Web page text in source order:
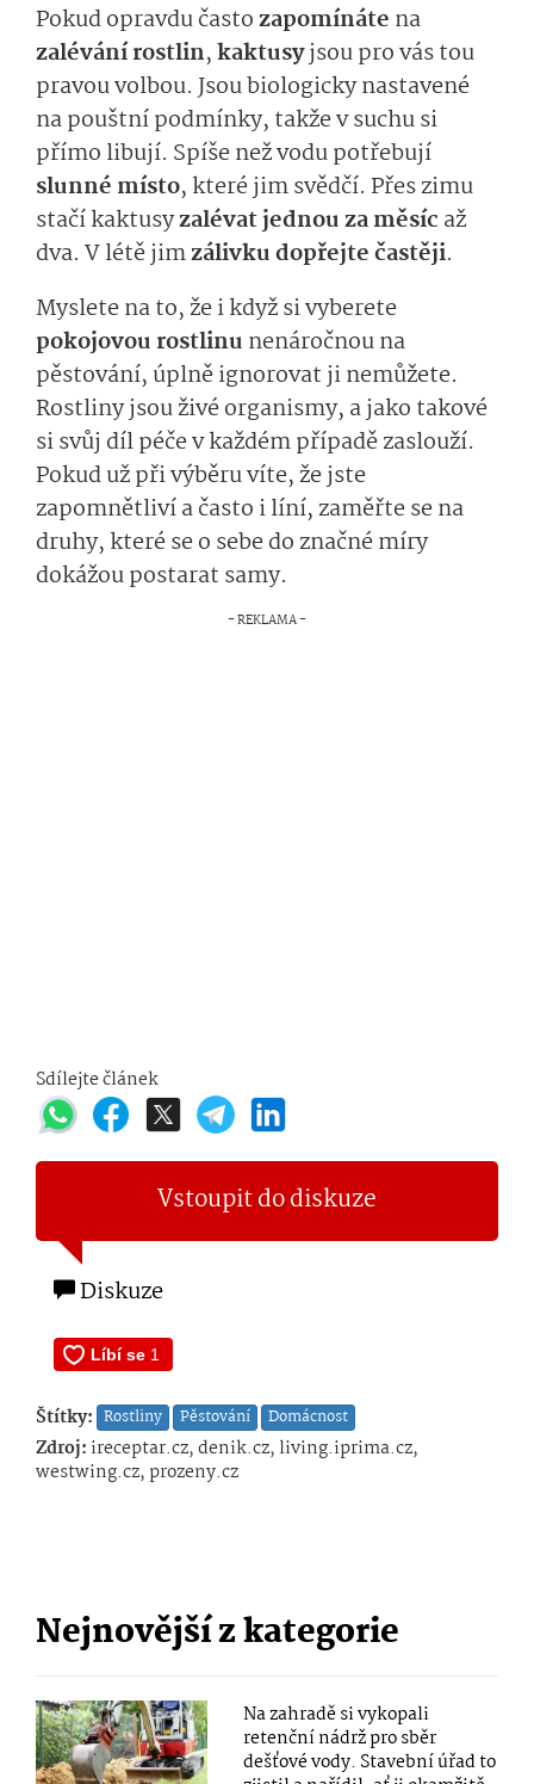
Pokud opravdu častozapomínáte na
zalévání rostlin,kaktusyjsou pro vás tou
pravou volbou. Jsou biologicky nastavené
na pouštní podmínky, takže v suchu si
přímo libují. Spíše než vodu potřebují
slunné místo, které jim svědčí. Přes zimu
stačí kaktusyzalévat jednou za měsíc až
dva. V létě jimzálivku dopřejte častěji.
Myslete na to, že i když si vyberete
pokojovou rostlinu nenáročnou na
pěstování, úplně ignorovat ji nemůžete.
Rostliny jsou živé organismy, a jako takové
si svůj díl péče v každém případě zaslouží.
Pokud už při výběru víte, že jste
zapomnětliví a často i líní, zaměřte se na
druhy, které se o sebe do značné míry
dokážou postarat samy.
Sdílejte článek
Vstoupit do diskuze
Diskuze
Štítky: Rostliny Pěstování Domácnost
Zdroj: ireceptar.cz, denik.cz, living.iprima.cz,
westwing.cz, prozeny.cz
Nejnovější z kategorie
Na zahradě si vykopali
retenční nádrž pro sběr
dešťové vody. Stavební úřad to